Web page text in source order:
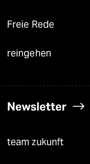
Freie Rede
reingehen
Newsletter
team zukunft